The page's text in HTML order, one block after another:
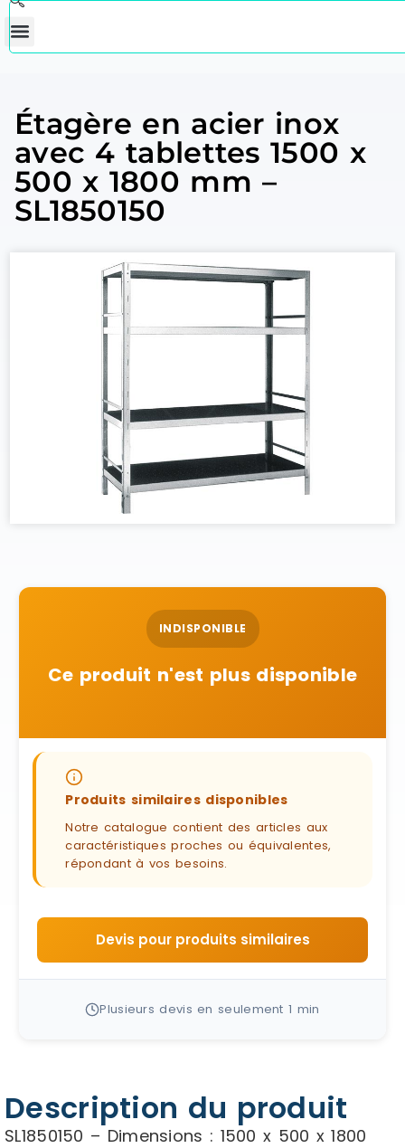
Étagère en acier inox
avec 4 tablettes 1500 x
500 x 1800 mm –
SL1850150
INDISPONIBLE
Ce produit n'est plus disponible
Produits similaires disponibles
Notre catalogue contient des articles aux
caractéristiques proches ou équivalentes,
répondant à vos besoins.
Devis pour produits similaires
Plusieurs devis en seulement 1 min
Description du produit
SL1850150 – Dimensions : 1500 x 500 x 1800